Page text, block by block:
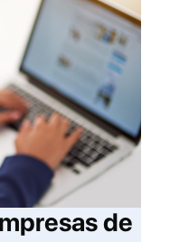
de